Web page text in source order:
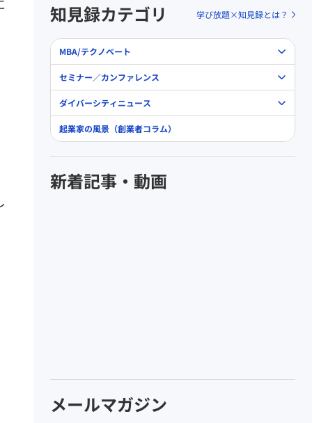
知見録カテゴリ 学び放題×知見録とは？
MBA/テクノベート
セミナー／カンファレンス
ダイバーシティニュース
起業家の風景（創業者コラム）
新着記事・動画
メールマガジン